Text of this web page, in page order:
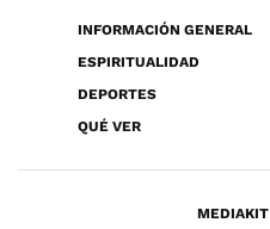
INFORMACIÓN GENERAL
ESPIRITUALIDAD
DEPORTES
QUÉ VER
MEDIAKIT